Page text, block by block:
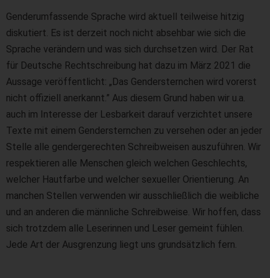
Genderumfassende Sprache wird aktuell teilweise hitzig
diskutiert. Es ist derzeit noch nicht absehbar wie sich die
Sprache verändern und was sich durchsetzen wird. Der Rat
für Deutsche Rechtschreibung hat dazu im März 2021 die
Aussage veröffentlicht: „Das Gendersternchen wird vorerst
nicht offiziell anerkannt.” Aus diesem Grund haben wir u.a.
auch im Interesse der Lesbarkeit darauf verzichtet unsere
Texte mit einem Gendersternchen zu versehen oder an jeder
Stelle alle gendergerechten Schreibweisen auszuführen. Wir
respektieren alle Menschen gleich welchen Geschlechts,
welcher Hautfarbe und welcher sexueller Orientierung. An
manchen Stellen verwenden wir ausschließlich die weibliche
und an anderen die männliche Schreibweise. Wir hoffen, dass
sich trotzdem alle Leserinnen und Leser gemeint fühlen.
Jede Art der Ausgrenzung liegt uns grundsätzlich fern.